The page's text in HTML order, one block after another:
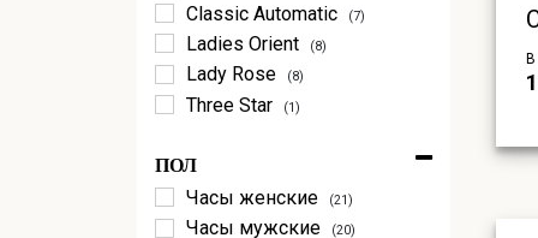
Classic Automatic (7)
Ladies Orient (8)
Lady Rose (8)
Three Star (1)
ПОЛ
Часы женские (21)
Часы мужские (20)
В